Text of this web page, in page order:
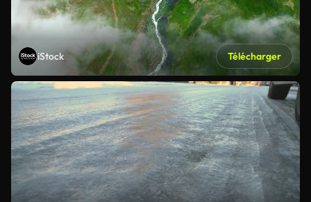
iStock Télécharger